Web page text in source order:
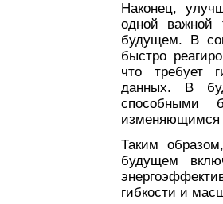
Наконец,
одной важной
будущем. В
быстро
что требует
данных. В
способными
изменяющимся
Таким
будущем
гибкости и